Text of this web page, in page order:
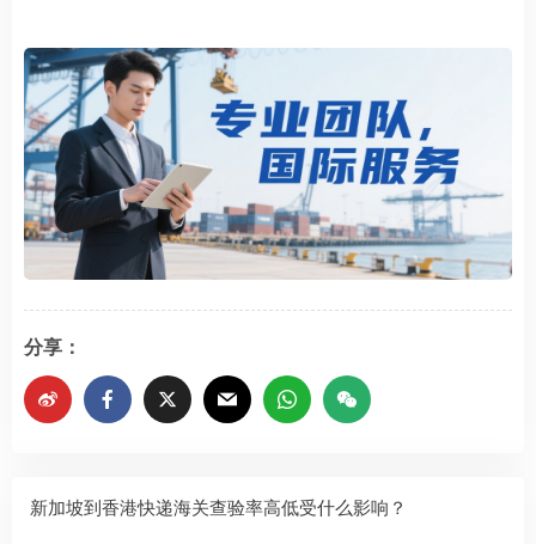
分享：
新加坡到香港快递海关查验率高低受什么影响？